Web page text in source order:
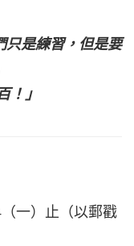
只是練習，但是要
！」
一）止（以郵戳